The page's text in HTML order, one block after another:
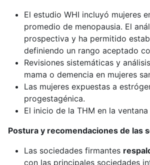
El estudio WHI incluyó mujeres
promedio de menopausia. El
prospectiva y ha permitido
definiendo un rango aceptado
Revisiones sistemáticas y
mama o demencia en mujeres
Las mujeres expuestas a
progestagénica.
El inicio de la THM en la
Postura y recomendaciones de las
Las sociedades firmantes
con las principales sociedades